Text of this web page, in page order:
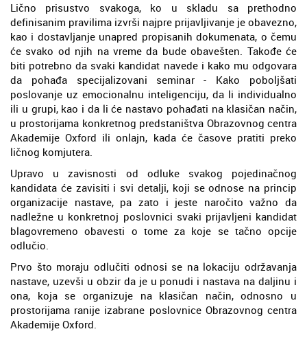
Lično prisustvo svakoga, ko u skladu sa prethodno
definisanim pravilima izvrši najpre prijavljivanje je obavezno,
kao i dostavljanje unapred propisanih dokumenata, o čemu
će svako od njih na vreme da bude obavešten. Takođe će
biti potrebno da svaki kandidat navede i kako mu odgovara
da pohađa specijalizovani seminar - Kako poboljšati
poslovanje uz emocionalnu inteligenciju, da li individualno
ili u grupi, kao i da li će nastavo pohađati na klasičan način,
u prostorijama konkretnog predstaništva Obrazovnog centra
Akademije Oxford ili onlajn, kada će časove pratiti preko
ličnog komjutera.
Upravo u zavisnosti od odluke svakog pojedinačnog
kandidata će zavisiti i svi detalji, koji se odnose na princip
organizacije nastave, pa zato i jeste naročito važno da
nadležne u konkretnoj poslovnici svaki prijavljeni kandidat
blagovremeno obavesti o tome za koje se tačno opcije
odlučio.
Prvo što moraju odlučiti odnosi se na lokaciju održavanja
nastave, uzevši u obzir da je u ponudi i nastava na daljinu i
ona, koja se organizuje na klasičan način, odnosno u
prostorijama ranije izabrane poslovnice Obrazovnog centra
Akademije Oxford.